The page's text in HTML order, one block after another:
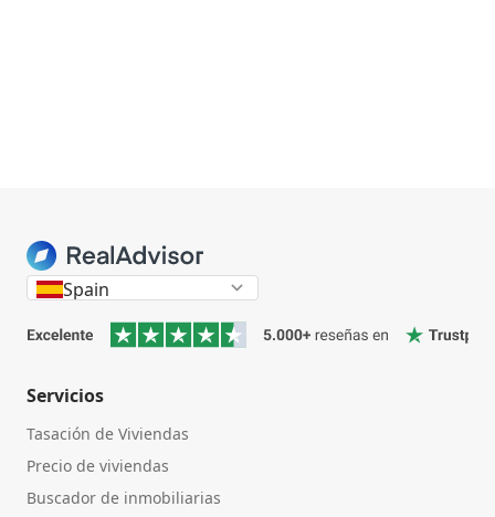
Spain
Servicios
Tasación de Viviendas
Precio de viviendas
Buscador de inmobiliarias